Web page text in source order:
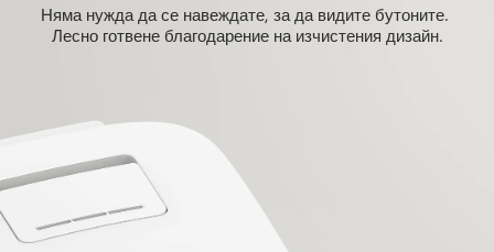
Няма нужда да се навеждате, за да видите бутоните.
Лесно готвене благодарение на изчистения дизайн.